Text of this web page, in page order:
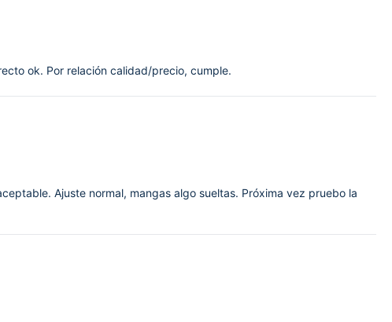
ok. Por relación calidad/precio, cumple.
Ajuste normal, mangas algo sueltas. Próxima vez pruebo la